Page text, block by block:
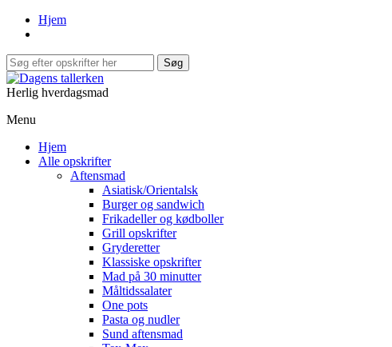
Hjem
Herlig hverdagsmad
Menu
Hjem
Alle opskrifter
Aftensmad
Asiatisk/Orientalsk
Burger og sandwich
Frikadeller og kødboller
Grill opskrifter
Gryderetter
Klassiske opskrifter
Mad på 30 minutter
Måltidssalater
One pots
Pasta og nudler
Sund aftensmad